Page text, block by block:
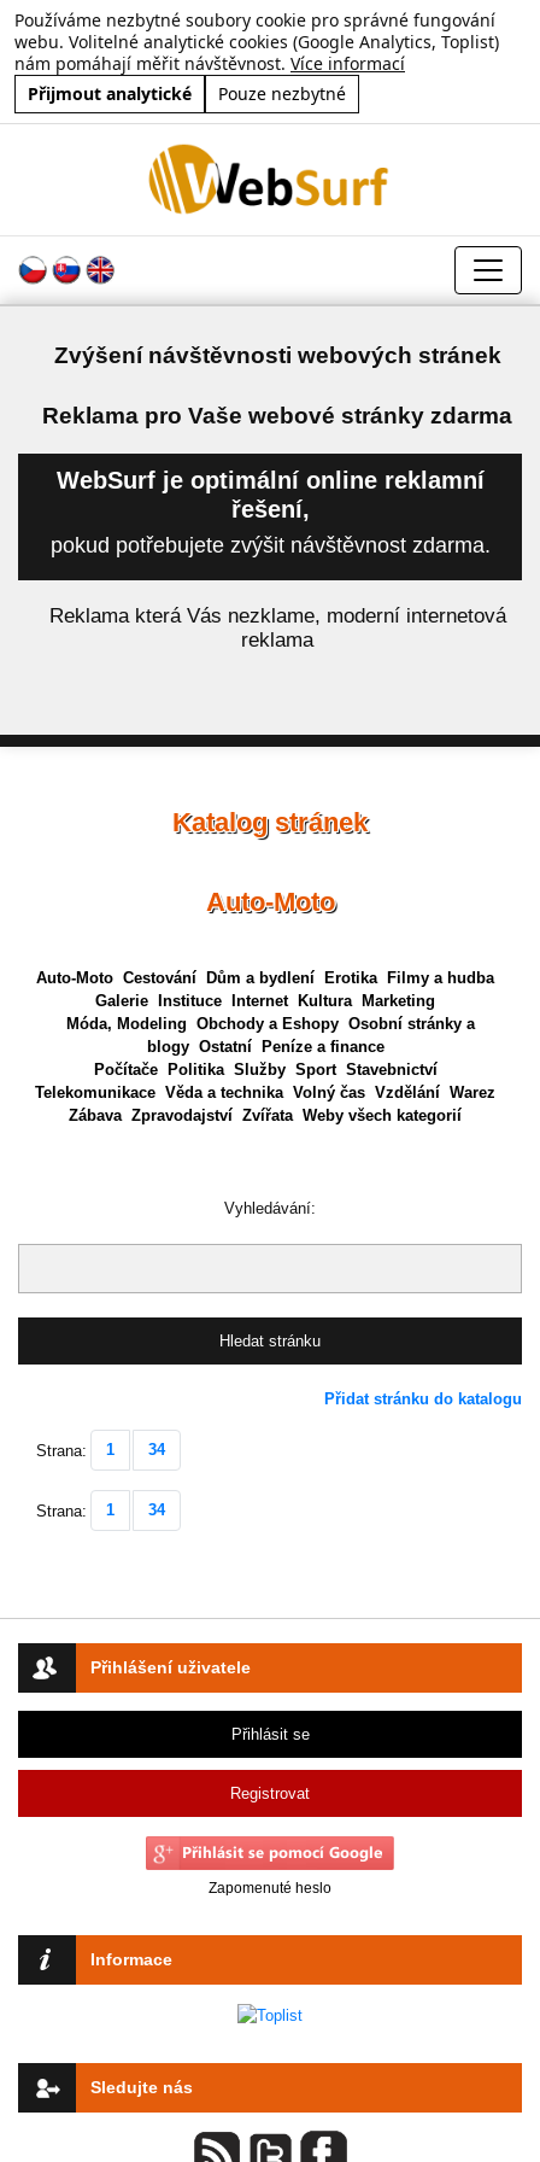
Používáme nezbytné soubory cookie pro správné fungování
webu. Volitelné analytické cookies (Google Analytics, Toplist)
nám pomáhají měřit návštěvnost. Více informací
Přijmout analytické
Pouze nezbytné
Zvýšení návštěvnosti webových stránek
Reklama pro Vaše webové stránky zdarma
WebSurf je optimální online reklamní
řešení,
pokud potřebujete zvýšit návštěvnost zdarma.
Reklama která Vás nezklame, moderní internetová
reklama
Přihlášení uživatele
Přihlásit se
Registrovat
Zapomenuté heslo
Informace
Sledujte nás
Katalog stránek
Auto-Moto
Auto-Moto Cestování Dům a bydlení Erotika
Filmy a hudba
Galerie
Instituce Internet Kultura
Marketing
Móda, Modeling Obchody a Eshopy Osobní stránky a
blogy Ostatní
Peníze a finance
Počítače
Politika Služby Sport Stavebnictví
Telekomunikace Věda a technika Volný čas Vzdělání Warez
Zábava Zpravodajství Zvířata Weby všech kategorií
Vyhledávání:
Přidat stránku do katalogu
Strana: 1 34
Strana: 1 34